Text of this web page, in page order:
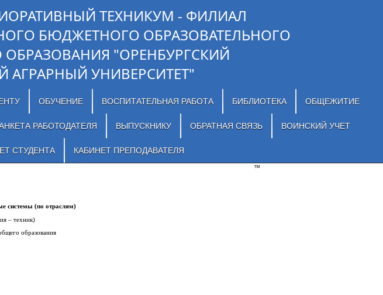
ТЕХНИКУМ - ФИЛИАЛ
БЮДЖЕТНОГО ОБРАЗОВАТЕЛЬНОГО
"ОРЕНБУРГСКИЙ
АГРАРНЫЙ УНИВЕРСИТЕТ"
ОБУЧЕНИЕ ВОСПИТАТЕЛЬНАЯ РАБОТА БИБЛИОТЕКА ОБЩЕЖИТИЕ
РАБОТОДАТЕЛЯ ВЫПУСКНИКУ ОБРАТНАЯ СВЯЗЬ ВОИНСКИЙ УЧЕТ
СТУДЕНТА КАБИНЕТ ПРЕПОДАВАТЕЛЯ
системы (по отраслям)
– техник)
образования
™